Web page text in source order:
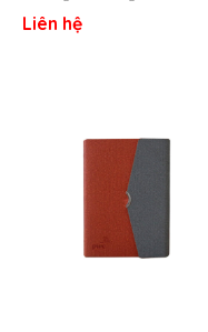
Sổ Tay Bìa
2. Đặc
Liên hệ